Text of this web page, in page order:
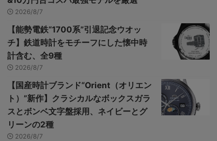
2026/8/7
【能勢電鉄“1700系”引退記念ウオッ
チ】鉄道時計をモチーフにした懐中時
計含む、全9種
2026/8/7
【国産時計ブランド“Orient（オリエン
ト）”新作】クラシカルなボックスガラ
スとボンベ文字盤採用、ネイビーとグ
リーンの2種
2026/8/7